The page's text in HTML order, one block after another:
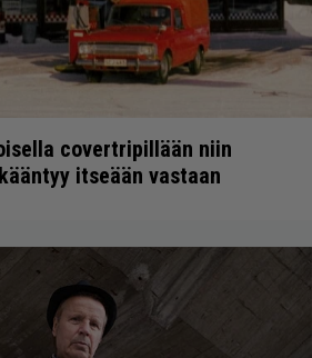
covertripillään niin
itseään vastaan